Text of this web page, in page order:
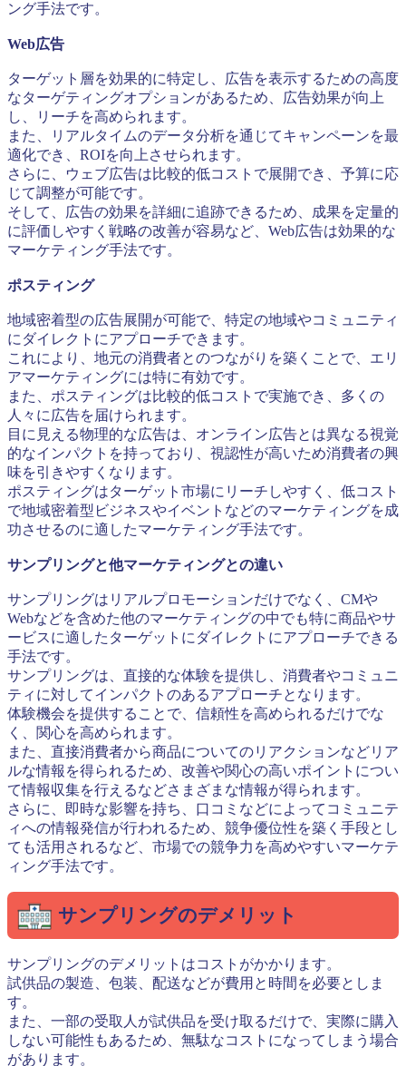
ング手法です。
Web広告
ターゲット層を効果的に特定し、広告を表示するための高度
なターゲティングオプションがあるため、広告効果が向上
し、リーチを高められます。
また、リアルタイムのデータ分析を通じてキャンペーンを最
適化でき、ROIを向上させられます。
さらに、ウェブ広告は比較的低コストで展開でき、予算に応
じて調整が可能です。
そして、広告の効果を詳細に追跡できるため、成果を定量的
に評価しやすく戦略の改善が容易など、Web広告は効果的な
マーケティング手法です。
ポスティング
地域密着型の広告展開が可能で、特定の地域やコミュニティ
にダイレクトにアプローチできます。
これにより、地元の消費者とのつながりを築くことで、エリ
アマーケティングには特に有効です。
また、ポスティングは比較的低コストで実施でき、多くの
人々に広告を届けられます。
目に見える物理的な広告は、オンライン広告とは異なる視覚
的なインパクトを持っており、視認性が高いため消費者の興
味を引きやすくなります。
ポスティングはターゲット市場にリーチしやすく、低コスト
で地域密着型ビジネスやイベントなどのマーケティングを成
功させるのに適したマーケティング手法です。
サンプリングと他マーケティングとの違い
サンプリングはリアルプロモーションだけでなく、CMや
Webなどを含めた他のマーケティングの中でも特に商品やサ
ービスに適したターゲットにダイレクトにアプローチできる
手法です。
サンプリングは、直接的な体験を提供し、消費者やコミュニ
ティに対してインパクトのあるアプローチとなります。
体験機会を提供することで、信頼性を高められるだけでな
く、関心を高められます。
また、直接消費者から商品についてのリアクションなどリア
ルな情報を得られるため、改善や関心の高いポイントについ
て情報収集を行えるなどさまざまな情報が得られます。
さらに、即時な影響を持ち、口コミなどによってコミュニテ
ィへの情報発信が行われるため、競争優位性を築く手段とし
ても活用されるなど、市場での競争力を高めやすいマーケテ
ィング手法です。
サンプリングのデメリット
サンプリングのデメリットはコストがかかります。
試供品の製造、包装、配送などが費用と時間を必要としま
す。
また、一部の受取人が試供品を受け取るだけで、実際に購入
しない可能性もあるため、無駄なコストになってしまう場合
があります。